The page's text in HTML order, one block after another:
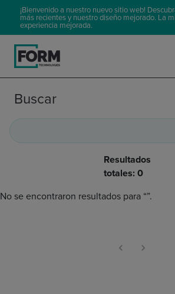
¡Bienvenido a nuestro nuevo sitio web!
más recientes y nuestro diseño mejorado. La
experiencia mejorada.
Buscar
Resultados
totales:0
No se encontraron resultados para “”.